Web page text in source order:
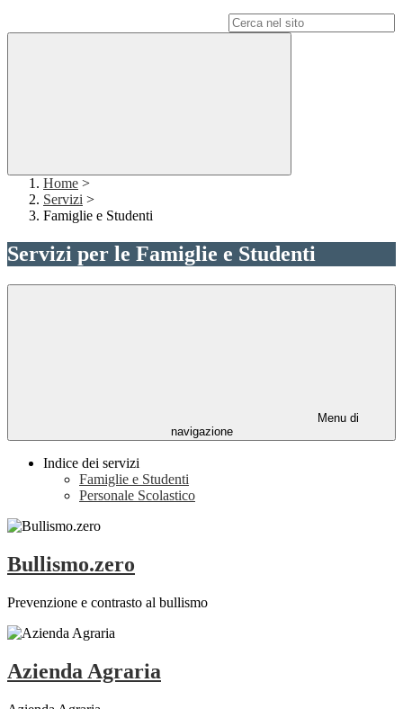
Home >
Servizi >
Famiglie e Studenti
Servizi per le Famiglie e Studenti
Menu di
navigazione
Indice dei servizi
Famiglie e Studenti
Personale Scolastico
Bullismo.zero
Prevenzione e contrasto al bullismo
Azienda Agraria